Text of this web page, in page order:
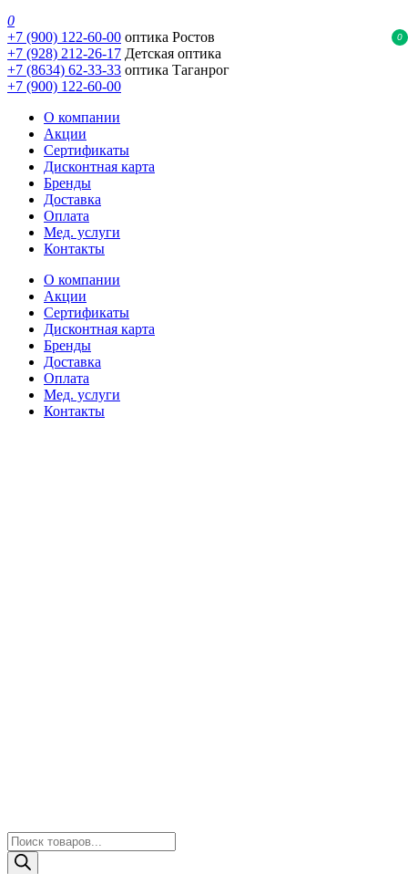
0
0
+7 (900) 122-60-00 оптика Ростов
+7 (928) 212-26-17 Детская оптика
+7 (8634) 62-33-33 оптика Таганрог
+7 (900) 122-60-00
О компании
Акции
Сертификаты
Дисконтная карта
Бренды
Доставка
Оплата
Мед. услуги
Контакты
О компании
Акции
Сертификаты
Дисконтная карта
Бренды
Доставка
Оплата
Мед. услуги
Контакты
Поиск
товаров